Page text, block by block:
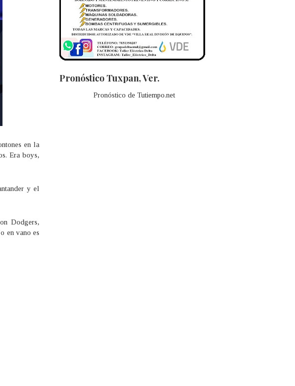
en la
Era boys,
y el
Dodgers,
en vano es
Pronóstico Tuxpan, Ver.
Pronóstico de Tutiempo.net